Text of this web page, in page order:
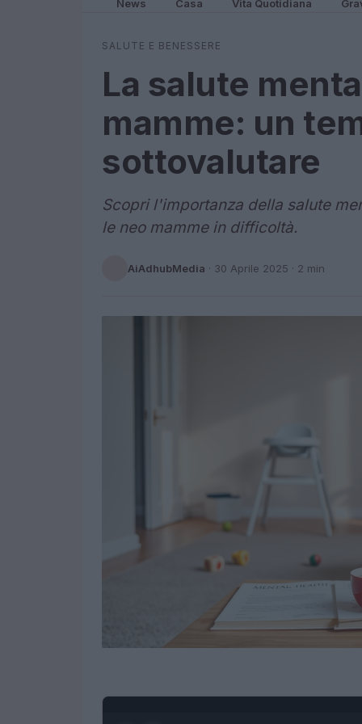
News Casa Vita Quotidiana
SALUTE E BENESSERE
La salute
mamme: un
sottovalutare
Scopri l'importanza della salute
le neo mamme in difficoltà.
AiAdhubMedia · 30 Aprile 2025 · 2 min